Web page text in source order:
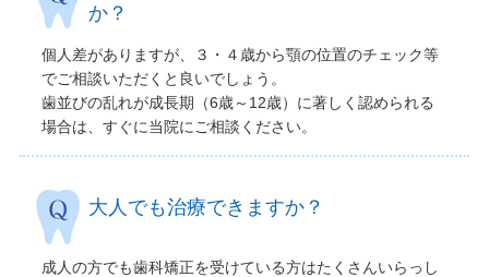
か？
個人差がありますが、３・４歳から顎の位置のチェック等
でご相談いただくと良いでしょう。
歯並びの乱れが成長期（6歳～12歳）に著しく認められる
場合は、すぐに当院にご相談ください。
大人でも治療できますか？
成人の方でも歯科矯正を受けている方はたくさんいらっし